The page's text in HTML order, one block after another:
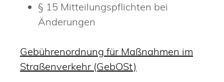
§ 15 Mitteilungspflichten bei
Änderungen
Gebührenordnung für Maßnahmen im
Straßenverkehr (GebOSt)